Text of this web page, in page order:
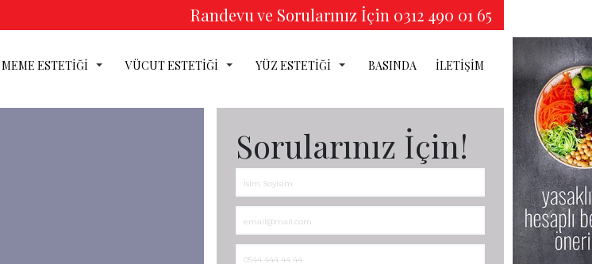
Randevu ve Sorularınız İçin 0312 490 01 65
MEME ESTETİĞİ VÜCUT ESTETİĞİ YÜZ ESTETİĞİ BASINDA İLETİŞİM
ESTETİKSorularınız İçin!